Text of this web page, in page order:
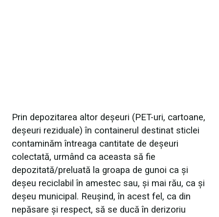
Prin depozitarea altor deșeuri (PET-uri, cartoane,
deșeuri reziduale) în containerul destinat sticlei
contaminăm întreaga cantitate de deșeuri
colectată, urmând ca aceasta să fie
depozitată/preluată la groapa de gunoi ca și
deșeu reciclabil în amestec sau, și mai rău, ca și
deșeu municipal. Reușind, în acest fel, ca din
nepăsare și respect, să se ducă în derizoriu